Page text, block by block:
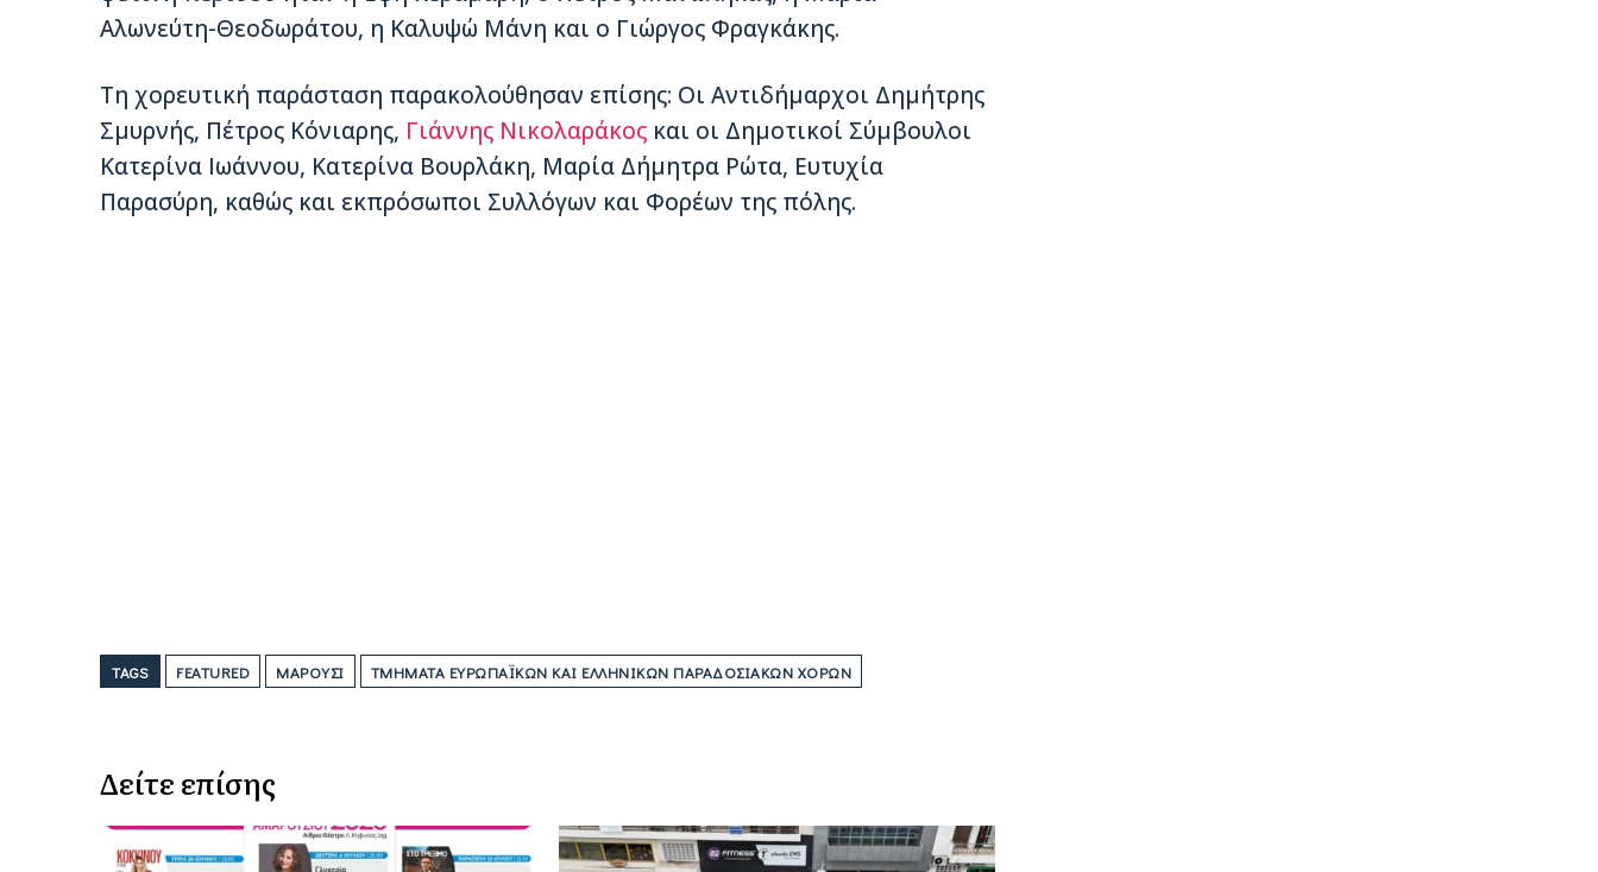
Αλωνεύτη-Θεοδωράτου, η Καλυψώ Μάνη και ο Γιώργος Φραγκάκης.
Τη χορευτική παράσταση παρακολούθησαν επίσης: Οι Αντιδήμαρχοι Δημήτρης
Σμυρνής, Πέτρος Κόνιαρης, Γιάννης Νικολαράκος και οι Δημοτικοί Σύμβουλοι
Κατερίνα Ιωάννου, Κατερίνα Βουρλάκη, Μαρία Δήμητρα Ρώτα, Ευτυχία
Παρασύρη, καθώς και εκπρόσωποι Συλλόγων και Φορέων της πόλης.
TAGS FEATURED ΜΑΡΟΎΣΙ ΤΜΉΜΑΤΑ ΕΥΡΩΠΑΪΚΏΝ ΚΑΙ ΕΛΛΗΝΙΚΏΝ ΠΑΡΑΔΟΣΙΑΚΏΝ ΧΟΡΏΝ
Δείτε επίσης